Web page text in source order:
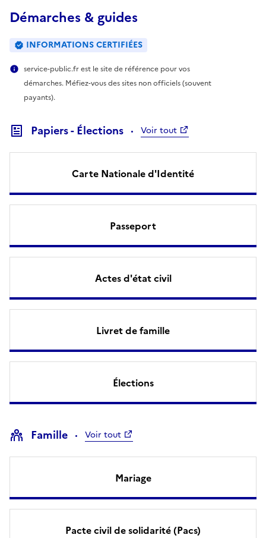
Démarches & guides
INFORMATIONS CERTIFIÉES
service-public.fr est le site de référence pour vos
démarches. Méfiez-vous des sites non officiels (souvent
payants).
Papiers - Élections Voir tout
Carte Nationale d'Identité
Passeport
Actes d'état civil
Livret de famille
Élections
Famille Voir tout
Mariage
Pacte civil de solidarité (Pacs)